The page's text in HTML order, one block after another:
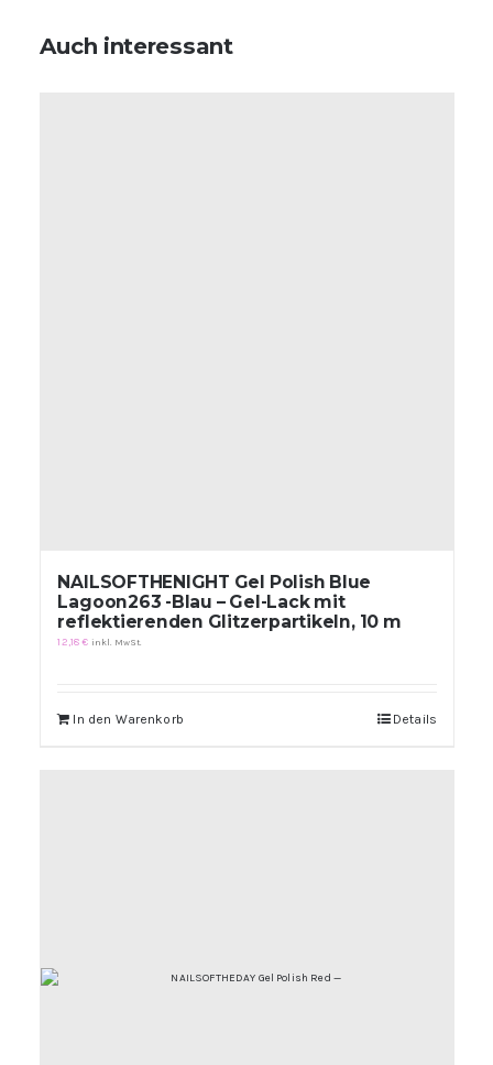
Auch interessant
NAILSOFTHENIGHT Gel Polish Blue
Lagoon263 -Blau – Gel-Lack mit
reflektierenden Glitzerpartikeln, 10 m
12,18€ inkl. MwSt.
In den Warenkorb Details